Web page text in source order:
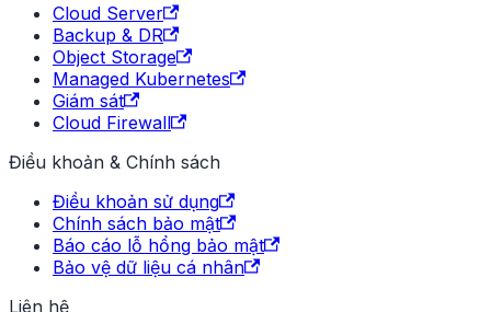
Cloud Server
Backup & DR
Object Storage
Managed Kubernetes
Giám sát
Cloud Firewall
Điều khoản & Chính sách
Điều khoản sử dụng
Chính sách bảo mật
Báo cáo lỗ hổng bảo mật
Bảo vệ dữ liệu cá nhân
Liên hệ